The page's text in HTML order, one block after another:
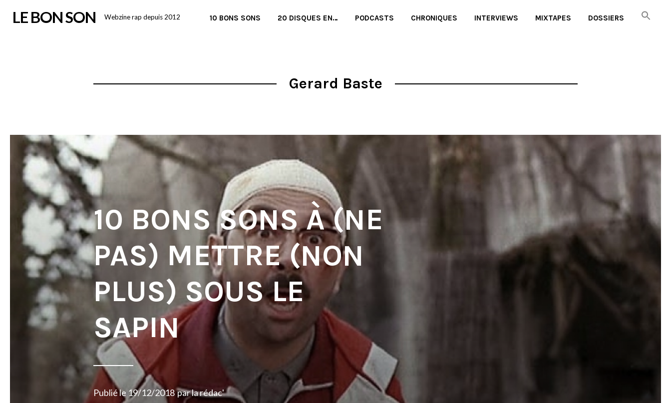
LE BON SON Webzine rap depuis 2012 10 BONS SONS 20 DISQUES EN… PODCASTS CHRONIQUES INTERVIEWS MIXTAPES DOSSIERS
Gerard Baste
10 BONS SONS À (NE
PAS) METTRE (NON
PLUS) SOUS LE
SAPIN
Publié le 19/12/2018 parla rédac'